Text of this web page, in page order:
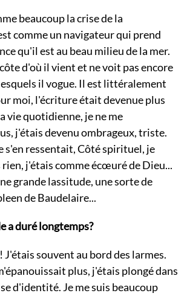
beaucoup la crise de la
comme un navigateur qui prend
qu'il est au beau milieu de la mer.
d'où il vient et ne voit pas encore
il vogue. Il est littéralement
moi, l'écriture était devenue plus
vie quotidienne, je ne me
j'étais devenu ombrageux, triste.
s'en ressentait, Côté spirituel, je
j'étais comme écœuré de Dieu...
grande lassitude, une sorte de
de Baudelaire...
a duré longtemps?
J'étais souvent au bord des larmes.
plus, j'étais plongé dans
d'identité. Je me suis beaucoup